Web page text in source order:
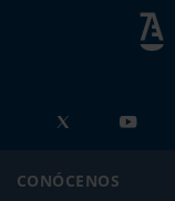
CONÓCENOS